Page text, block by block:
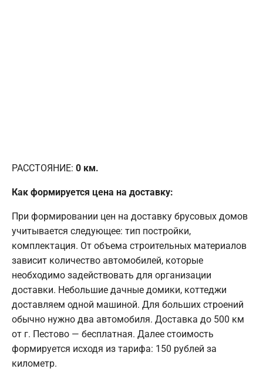
РАССТОЯНИЕ: 0 км.
Как формируется цена на доставку:
При формировании цен на доставку брусовых домов
учитывается следующее: тип постройки,
комплектация. От объема строительных материалов
зависит количество автомобилей, которые
необходимо задействовать для организации
доставки. Небольшие дачные домики, коттеджи
доставляем одной машиной. Для больших строений
обычно нужно два автомобиля. Доставка до 500 км
от г. Пестово — бесплатная. Далее стоимость
формируется исходя из тарифа: 150 рублей за
километр.